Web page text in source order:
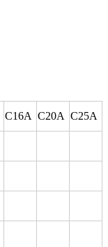
C16A C20A C25A